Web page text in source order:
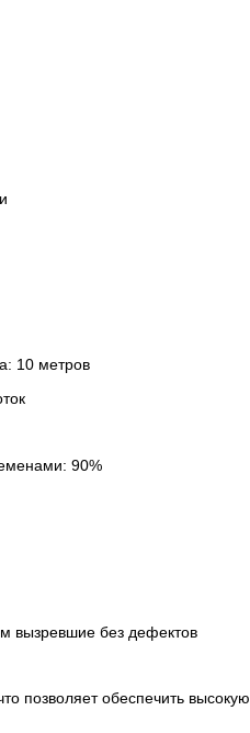
10 метров
90%
вызревшие без дефектов
позволяет обеспечить высокую